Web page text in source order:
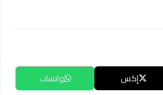
إكس واتساب